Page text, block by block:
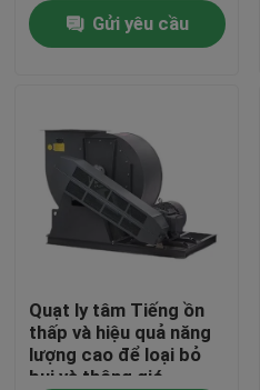
Tham quan nhà máy
Liên hệ chúng tôi
Tin tức
Yêu cầu báo giá
Nồi hơi dầu khí
Gửi yêu cầu
Quạt ly tâm Tiếng ồn
thấp và hiệu quả năng
lượng cao để loại bỏ
bụi và thông gió